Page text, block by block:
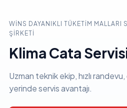
WINS DAYANIKLI TÜKETIM MALLARI
ŞIRKETI
Klima Cata
Uzman teknik ekip, hızlı
yerinde servis avantajı.